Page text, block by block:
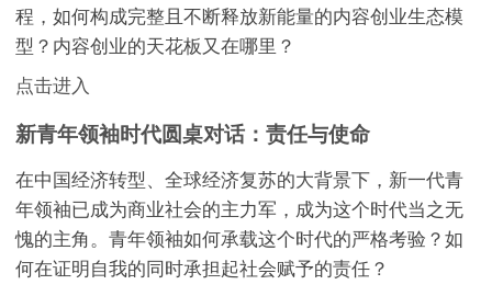
程，如何构成完整且不断释放新能量的内容创业生态模
型？内容创业的天花板又在哪里？
点击进入
新青年领袖时代圆桌对话：责任与使命
在中国经济转型、全球经济复苏的大背景下，新一代青
年领袖已成为商业社会的主力军，成为这个时代当之无
愧的主角。青年领袖如何承载这个时代的严格考验？如
何在证明自我的同时承担起社会赋予的责任？